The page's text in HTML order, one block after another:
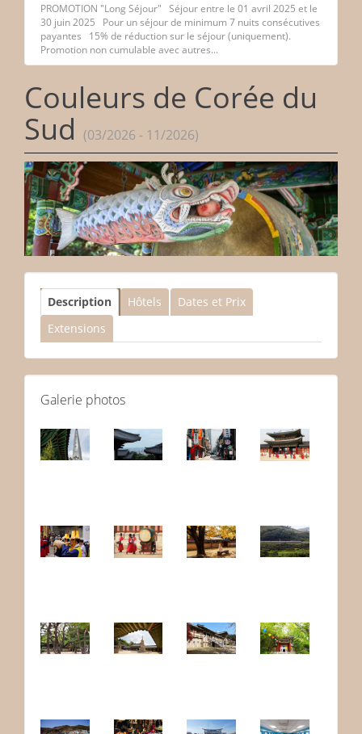
PROMOTION "Long Séjour" Séjour entre le 01 avril 2025 et le
30 juin 2025 Pour un séjour de minimum 7 nuits consécutives
payantes 15% de réduction sur le séjour (uniquement).
Promotion non cumulable avec autres...
Couleurs de Corée du
Sud (03/2026 - 11/2026)
Description Hôtels
Dates et Prix
Extensions
Galerie photos